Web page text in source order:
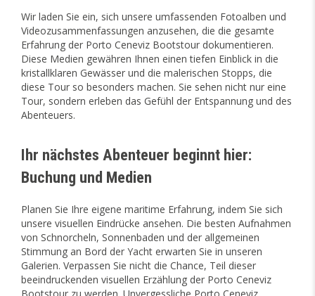
Wir laden Sie ein, sich unsere umfassenden Fotoalben und
Videozusammenfassungen anzusehen, die die gesamte
Erfahrung der Porto Ceneviz Bootstour dokumentieren.
Diese Medien gewähren Ihnen einen tiefen Einblick in die
kristallklaren Gewässer und die malerischen Stopps, die
diese Tour so besonders machen. Sie sehen nicht nur eine
Tour, sondern erleben das Gefühl der Entspannung und des
Abenteuers.
Ihr nächstes Abenteuer beginnt hier:
Buchung und Medien
Planen Sie Ihre eigene maritime Erfahrung, indem Sie sich
unsere visuellen Eindrücke ansehen. Die besten Aufnahmen
von Schnorcheln, Sonnenbaden und der allgemeinen
Stimmung an Bord der Yacht erwarten Sie in unseren
Galerien. Verpassen Sie nicht die Chance, Teil dieser
beeindruckenden visuellen Erzählung der Porto Ceneviz